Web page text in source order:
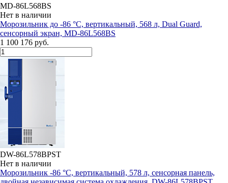
MD-86L568BS
Нет в наличии
Морозильник до -86 °С, вертикальный, 568 л, Dual Guard,
сенсорный экран, MD-86L568BS
1 100 176 руб.
DW-86L578BPST
Нет в наличии
Морозильник -86 °С, вертикальный, 578 л, сенсорная панель,